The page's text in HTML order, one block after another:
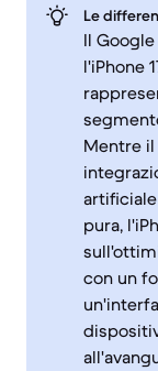
Le
Il
l'iPhone
Mentre
pura,
con un